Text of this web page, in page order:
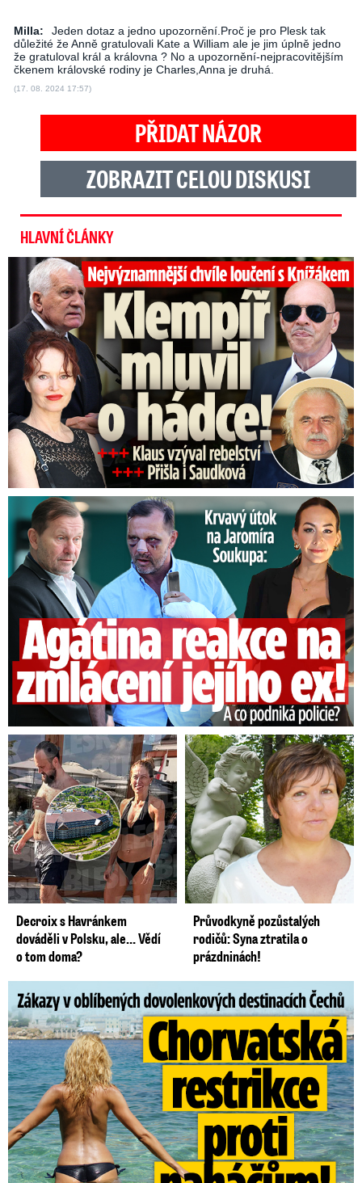
Milla:
Jeden dotaz a jedno upozornění.Proč je pro Plesk tak
důležité že Anně gratulovali Kate a William ale je jim úplně jedno
že gratuloval král a královna ? No a upozornění-nejpracovitějším
čkenem královské rodiny je Charles,Anna je druhá.
(17. 08. 2024 17:57)
PŘIDAT NÁZOR
ZOBRAZIT CELOU DISKUSI
HLAVNÍ ČLÁNKY
Top momenty pohřbu Knížáka: Dojatý Klempíř, Pospíšil s Medou
Útok na Jaromíra Soukupa: Reakce Agáty na zmlácení jejího ex
Decroix s Havránkem
dováděli v Polsku, ale… Vědí
o tom doma?
Průvodkyně pozůstalých
rodičů: Syna ztratila o
prázdninách!
Zákazy v dovolenkových rájích: Restrikce proti naháčům!